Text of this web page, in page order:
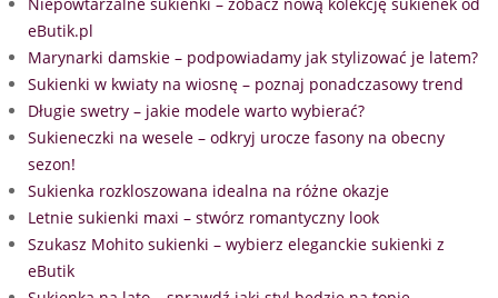
eButik.pl
Marynarki damskie – podpowiadamy jak stylizować je latem?
Sukienki w kwiaty na wiosnę – poznaj ponadczasowy trend
Długie swetry – jakie modele warto wybierać?
Sukieneczki na wesele – odkryj urocze fasony na obecny
sezon!
Sukienka rozkloszowana idealna na różne okazje
Letnie sukienki maxi – stwórz romantyczny look
Szukasz Mohito sukienki – wybierz eleganckie sukienki z
eButik